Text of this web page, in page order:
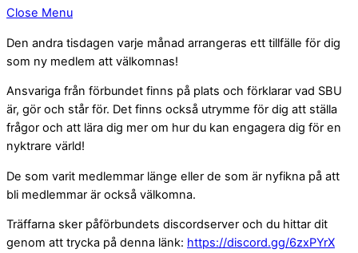
Close Menu
Den andra tisdagen varje månad arrangeras ett tillfälle för dig
som ny medlem att välkomnas!
Ansvariga från förbundet finns på plats och förklarar vad SBU
är, gör och står för. Det finns också utrymme för dig att ställa
frågor och att lära dig mer om hur du kan engagera dig för en
nyktrare värld!
De som varit medlemmar länge eller de som är nyfikna på att
bli medlemmar är också välkomna.
Träffarna sker påförbundets discordserver och du hittar dit
genom att trycka på denna länk: https://discord.gg/6zxPYrX